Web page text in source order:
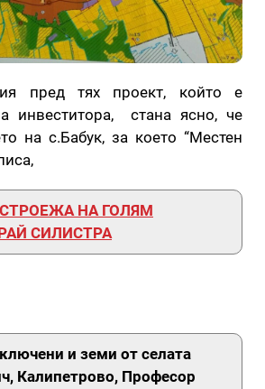
пред тях проект, който е
инвеститора, стана ясно, че
на с.Бабук, за което “Местен
НА ГОЛЯМ
СИЛИСТРА
и земи от селата
Калипетрово, Професор